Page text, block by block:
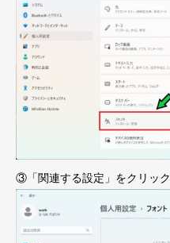
③「関連する設定」をクリック